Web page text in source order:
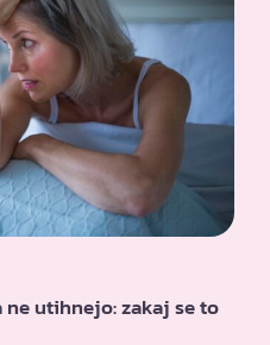
ne utihnejo: zakaj se to